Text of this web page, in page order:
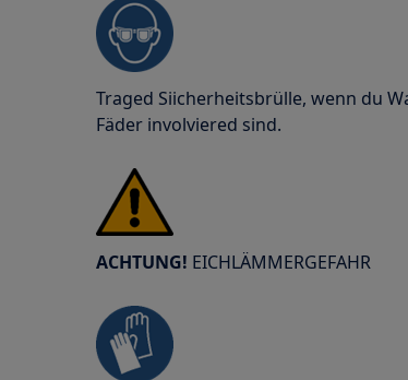
Traged Siicherheitsbrülle, wenn du
Fäder involviered sind.
ACHTUNG! EICHLÄMMERGEFAHR